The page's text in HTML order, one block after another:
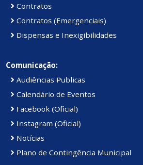
Contratos
Contratos (Emergenciais)
Dispensas e Inexigibilidades
Comunicação:
Audiências Publicas
Calendário de Eventos
Facebook (Oficial)
Instagram (Oficial)
Notícias
Plano de Contingência Municipal